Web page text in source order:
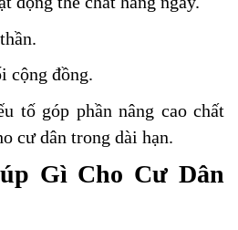
cộng đồng.
tố góp phần nâng cao chất
cư dân trong dài hạn.
Gì Cho Cư Dân